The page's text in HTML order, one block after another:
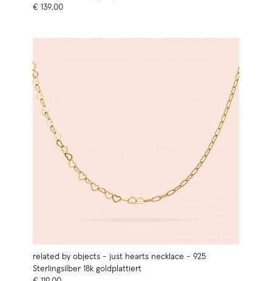
€ 139,00
related by objects - just hearts necklace - 925
Sterlingsilber 18k goldplattiert